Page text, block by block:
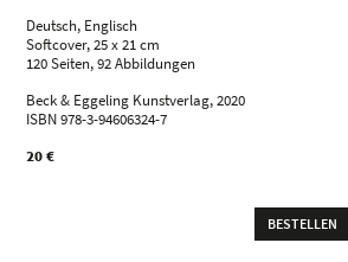
Deutsch, Englisch
Softcover, 25 x 21 cm
120 Seiten, 92 Abbildungen
Beck & Eggeling Kunstverlag, 2020
ISBN 978-3-94606324-7
20 €
BESTELLEN